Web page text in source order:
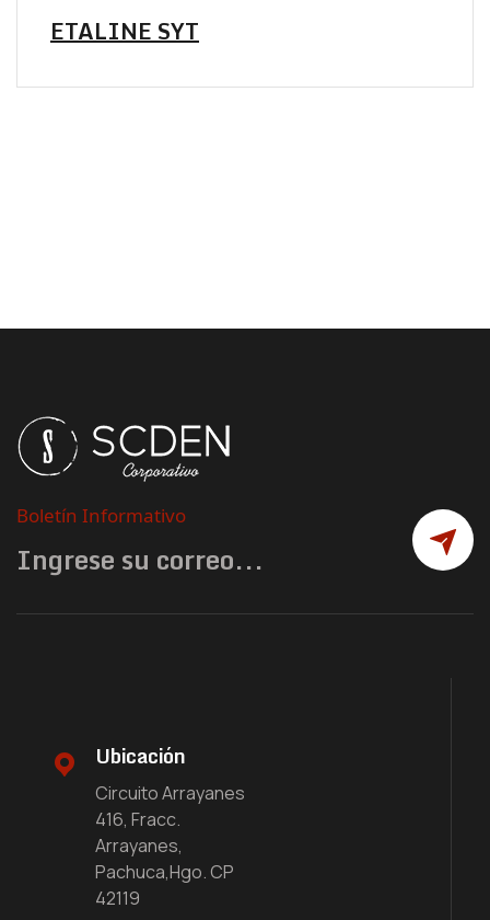
ETALINE SYT
Boletín Informativo
Ubicación
Circuito Arrayanes
416, Fracc.
Arrayanes,
Pachuca,Hgo. CP
42119